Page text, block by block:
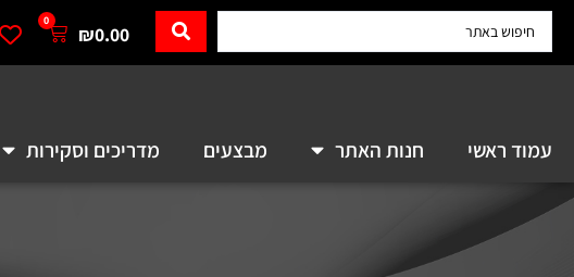
₪0.00
0
עמוד ראשי חנות האתר מבצעים מדריכים וסקירות